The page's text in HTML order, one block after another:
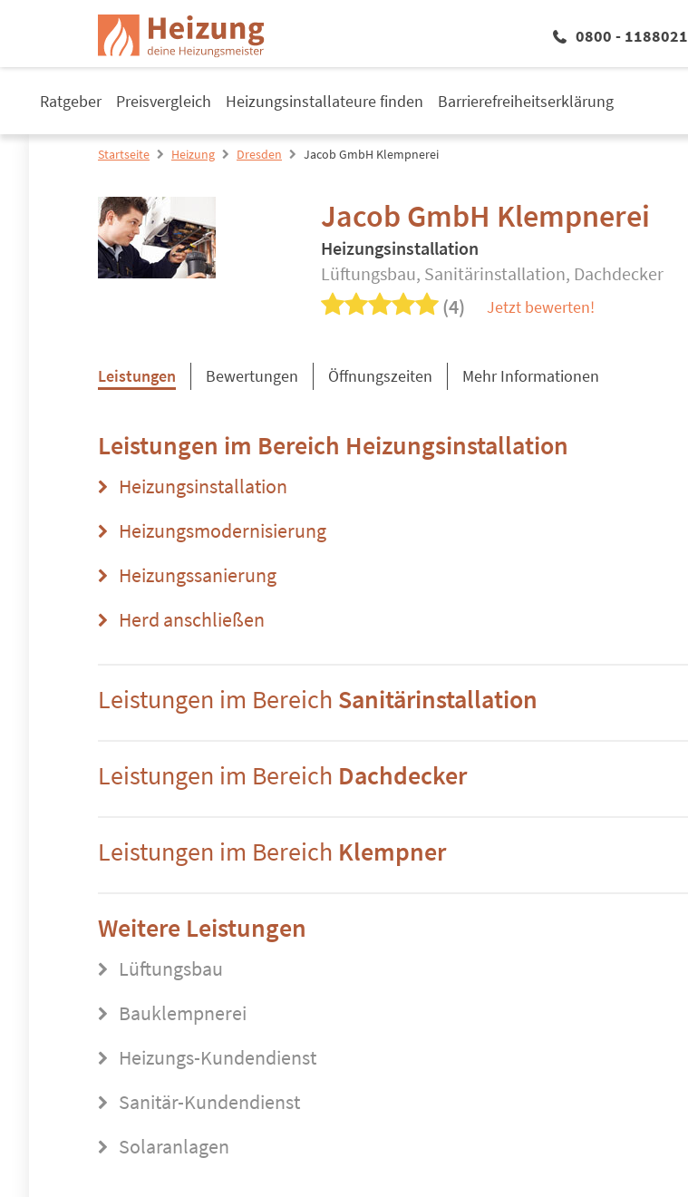
0800 - 1188021
Ratgeber Preisvergleich Heizungsinstallateure finden Barrierefreiheitserklärung
Startseite Heizung Dresden Jacob GmbH Klempnerei
Jacob GmbH Klempnerei
Heizungsinstallation
Lüftungsbau, Sanitärinstallation, Dachdecker
(4) Jetzt bewerten!
Leistungen Bewertungen Öffnungszeiten Mehr Informationen
Leistungen im Bereich Heizungsinstallation
Heizungsinstallation
Heizungsmodernisierung
Heizungssanierung
Herd anschließen
Leistungen im Bereich Sanitärinstallation
Leistungen im Bereich Dachdecker
Leistungen im Bereich Klempner
Weitere Leistungen
Lüftungsbau
Bauklempnerei
Heizungs-Kundendienst
Sanitär-Kundendienst
Solaranlagen